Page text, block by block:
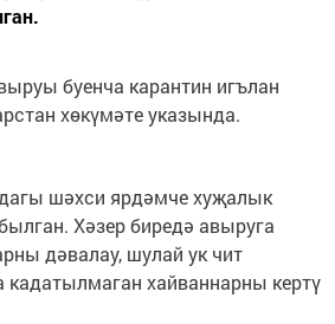
буенча карантин игълан
хөкүмәте указында.
шәхси ярдәмче хуҗалык
Хәзер биредә авыруга
дәвалау, шулай ук чит
кадатылмаган хайваннарны кертү